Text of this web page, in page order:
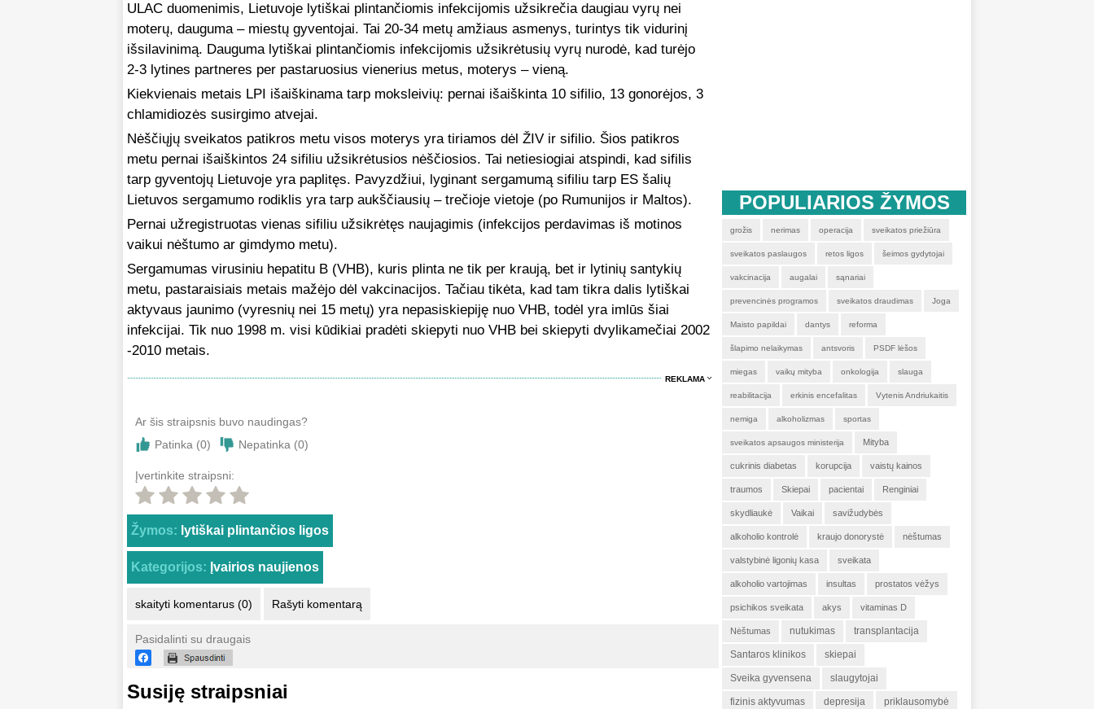
ULAC duomenimis, Lietuvoje lytiškai plintančiomis infekcijomis užsikrečia daugiau vyrų nei
moterų, dauguma – miestų gyventojai. Tai 20-34 metų amžiaus asmenys, turintys tik vidurinį
išsilavinimą. Dauguma lytiškai plintančiomis infekcijomis užsikrėtusių vyrų nurodė, kad turėjo
2-3 lytines partneres per pastaruosius vienerius metus, moterys – vieną.
Kiekvienais metais LPI išaiškinama tarp moksleivių: pernai išaiškinta 10 sifilio, 13 gonorėjos, 3
chlamidiozės susirgimo atvejai.
Nėščiųjų sveikatos patikros metu visos moterys yra tiriamos dėl ŽIV ir sifilio. Šios patikros
metu pernai išaiškintos 24 sifiliu užsikrėtusios nėščiosios. Tai netiesiogiai atspindi, kad sifilis
tarp gyventojų Lietuvoje yra paplitęs. Pavyzdžiui, lyginant sergamumą sifiliu tarp ES šalių
Lietuvos sergamumo rodiklis yra tarp aukščiausių – trečioje vietoje (po Rumunijos ir Maltos).
Pernai užregistruotas vienas sifiliu užsikrėtęs naujagimis (infekcijos perdavimas iš motinos
vaikui nėštumo ar gimdymo metu).
Sergamumas virusiniu hepatitu B (VHB), kuris plinta ne tik per kraują, bet ir lytinių santykių
metu, pastaraisiais metais mažėjo dėl vakcinacijos. Tačiau tikėta, kad tam tikra dalis lytiškai
aktyvaus jaunimo (vyresnių nei 15 metų) yra nepasiskiepiję nuo VHB, todėl yra imlūs šiai
infekcijai. Tik nuo 1998 m. visi kūdikiai pradėti skiepyti nuo VHB bei skiepyti dvylikamečiai 2002
-2010 metais.
REKLAMA
Ar šis straipsnis buvo naudingas?
Patinka (0) Nepatinka (0)
Įvertinkite straipsni:
Žymos: lytiškai plintančios ligos
Kategorijos: Įvairios naujienos
skaityti komentarus (0) Rašyti komentarą
Pasidalinti su draugais
Susiję straipsniai
POPULIARIOS ŽYMOS
grožis nerimas operacija sveikatos priežiūra
sveikatos paslaugos retos ligos šeimos gydytojai
vakcinacija augalai sąnariai
prevencinės programos sveikatos draudimas Joga
Maisto papildai dantys reforma
šlapimo nelaikymas antsvoris PSDF lėšos
miegas vaikų mityba onkologija slauga
reabilitacija erkinis encefalitas Vytenis Andriukaitis
nemiga alkoholizmas sportas
sveikatos apsaugos ministerija Mityba
cukrinis diabetas korupcija vaistų kainos
traumos Skiepai pacientai Renginiai
skydliaukė Vaikai savižudybės
alkoholio kontrolė kraujo donorystė nėštumas
valstybinė ligonių kasa sveikata
alkoholio vartojimas insultas prostatos vėžys
psichikos sveikata akys vitaminas D
Nėštumas nutukimas transplantacija
Santaros klinikos skiepai
Sveika gyvensena slaugytojai
fizinis aktyvumas depresija priklausomybė